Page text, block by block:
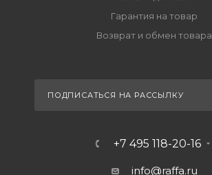
Гарантия на товар
Возврат и обмен товара
ПОДПИСАТЬСЯ НА РАССЫЛКУ
+7 495 118-20-16
info@raffa.ru